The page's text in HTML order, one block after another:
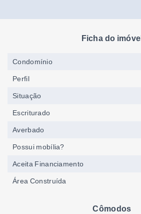
Cômodos
Ficha do imóvel
Condomínio
Perfil
Situação
Escriturado
Averbado
Possui mobília?
Aceita Financiamento
Área Construída